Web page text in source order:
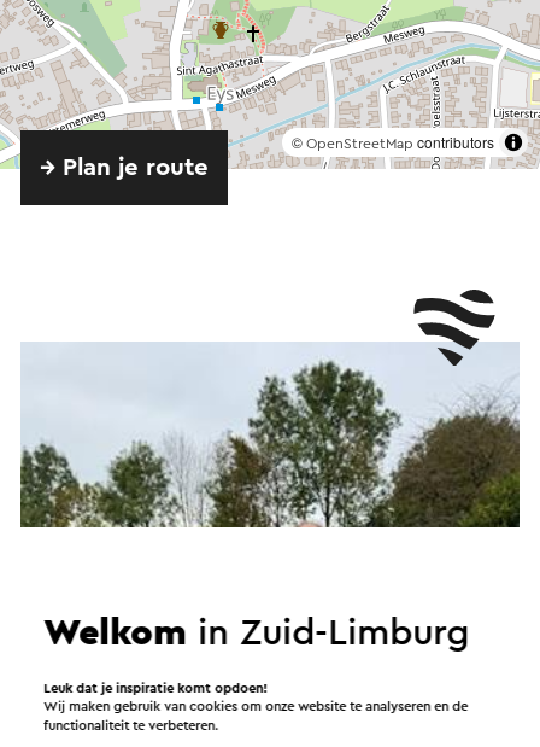
© OpenStreetMap contributors
→ Plan je route
Welkom in Zuid-Limburg
Leuk dat je inspiratie komt opdoen!
Wij maken gebruik van cookies om onze website te analyseren en de
functionaliteit te verbeteren.